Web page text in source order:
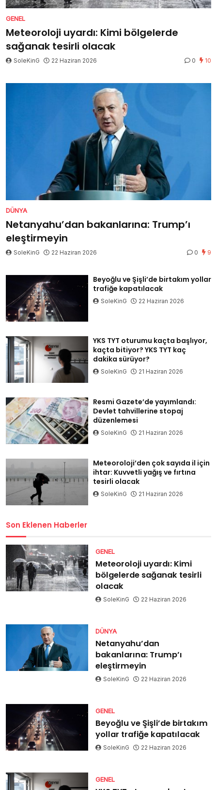
GENEL
Meteoroloji uyardı: Kimi bölgelerde
sağanak tesirli olacak
SoleKinG 22 Haziran 2026 0 10
DÜNYA
Netanyahu’dan bakanlarına: Trump’ı
eleştirmeyin
SoleKinG 22 Haziran 2026 0 9
Beyoğlu ve Şişli’de birtakım yollar
trafiğe kapatılacak
SoleKinG 22 Haziran 2026
YKS TYT oturumu kaçta başlıyor,
kaçta bitiyor? YKS TYT kaç
dakika sürüyor?
SoleKinG 21 Haziran 2026
Resmi Gazete’de yayımlandı:
Devlet tahvillerine stopaj
düzenlemesi
SoleKinG 21 Haziran 2026
Meteoroloji’den çok sayıda il için
ihtar: Kuvvetli yağış ve fırtına
tesirli olacak
SoleKinG 21 Haziran 2026
Son Eklenen Haberler
GENEL
Meteoroloji uyardı: Kimi
bölgelerde sağanak tesirli
olacak
SoleKinG 22 Haziran 2026
DÜNYA
Netanyahu’dan
bakanlarına: Trump’ı
eleştirmeyin
SoleKinG 22 Haziran 2026
GENEL
Beyoğlu ve Şişli’de birtakım
yollar trafiğe kapatılacak
SoleKinG 22 Haziran 2026
GENEL